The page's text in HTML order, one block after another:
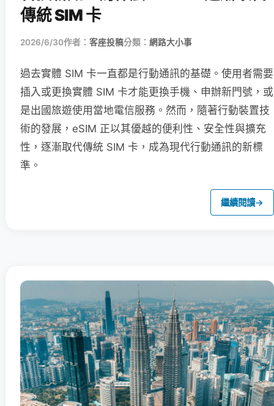
傳統 SIM 卡
2026/6/30作者： 客座投稿分類： 網路大小事
過去實體 SIM 卡一直都是行動通訊的基礎。使用者需要
插入或更換實體 SIM 卡才能更換手機、申辦新門號，或
是出國旅遊使用當地電信服務。然而，隨著行動裝置技
術的發展，eSIM 正以其優越的便利性、安全性與擴充
性，逐漸取代傳統 SIM 卡，成為現代行動通訊的新標
準。
繼續閱讀→